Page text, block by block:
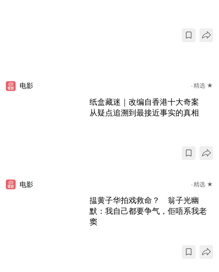
电影 精选 ★
纸盒藏迷｜改编自香港十大奇案
从疑点追溯到最接近事实的真相
电影 精选 ★
揾黄子华拍戏救命？ 翁子光幽
默：我自己都要争气，佢唔系我老
窦